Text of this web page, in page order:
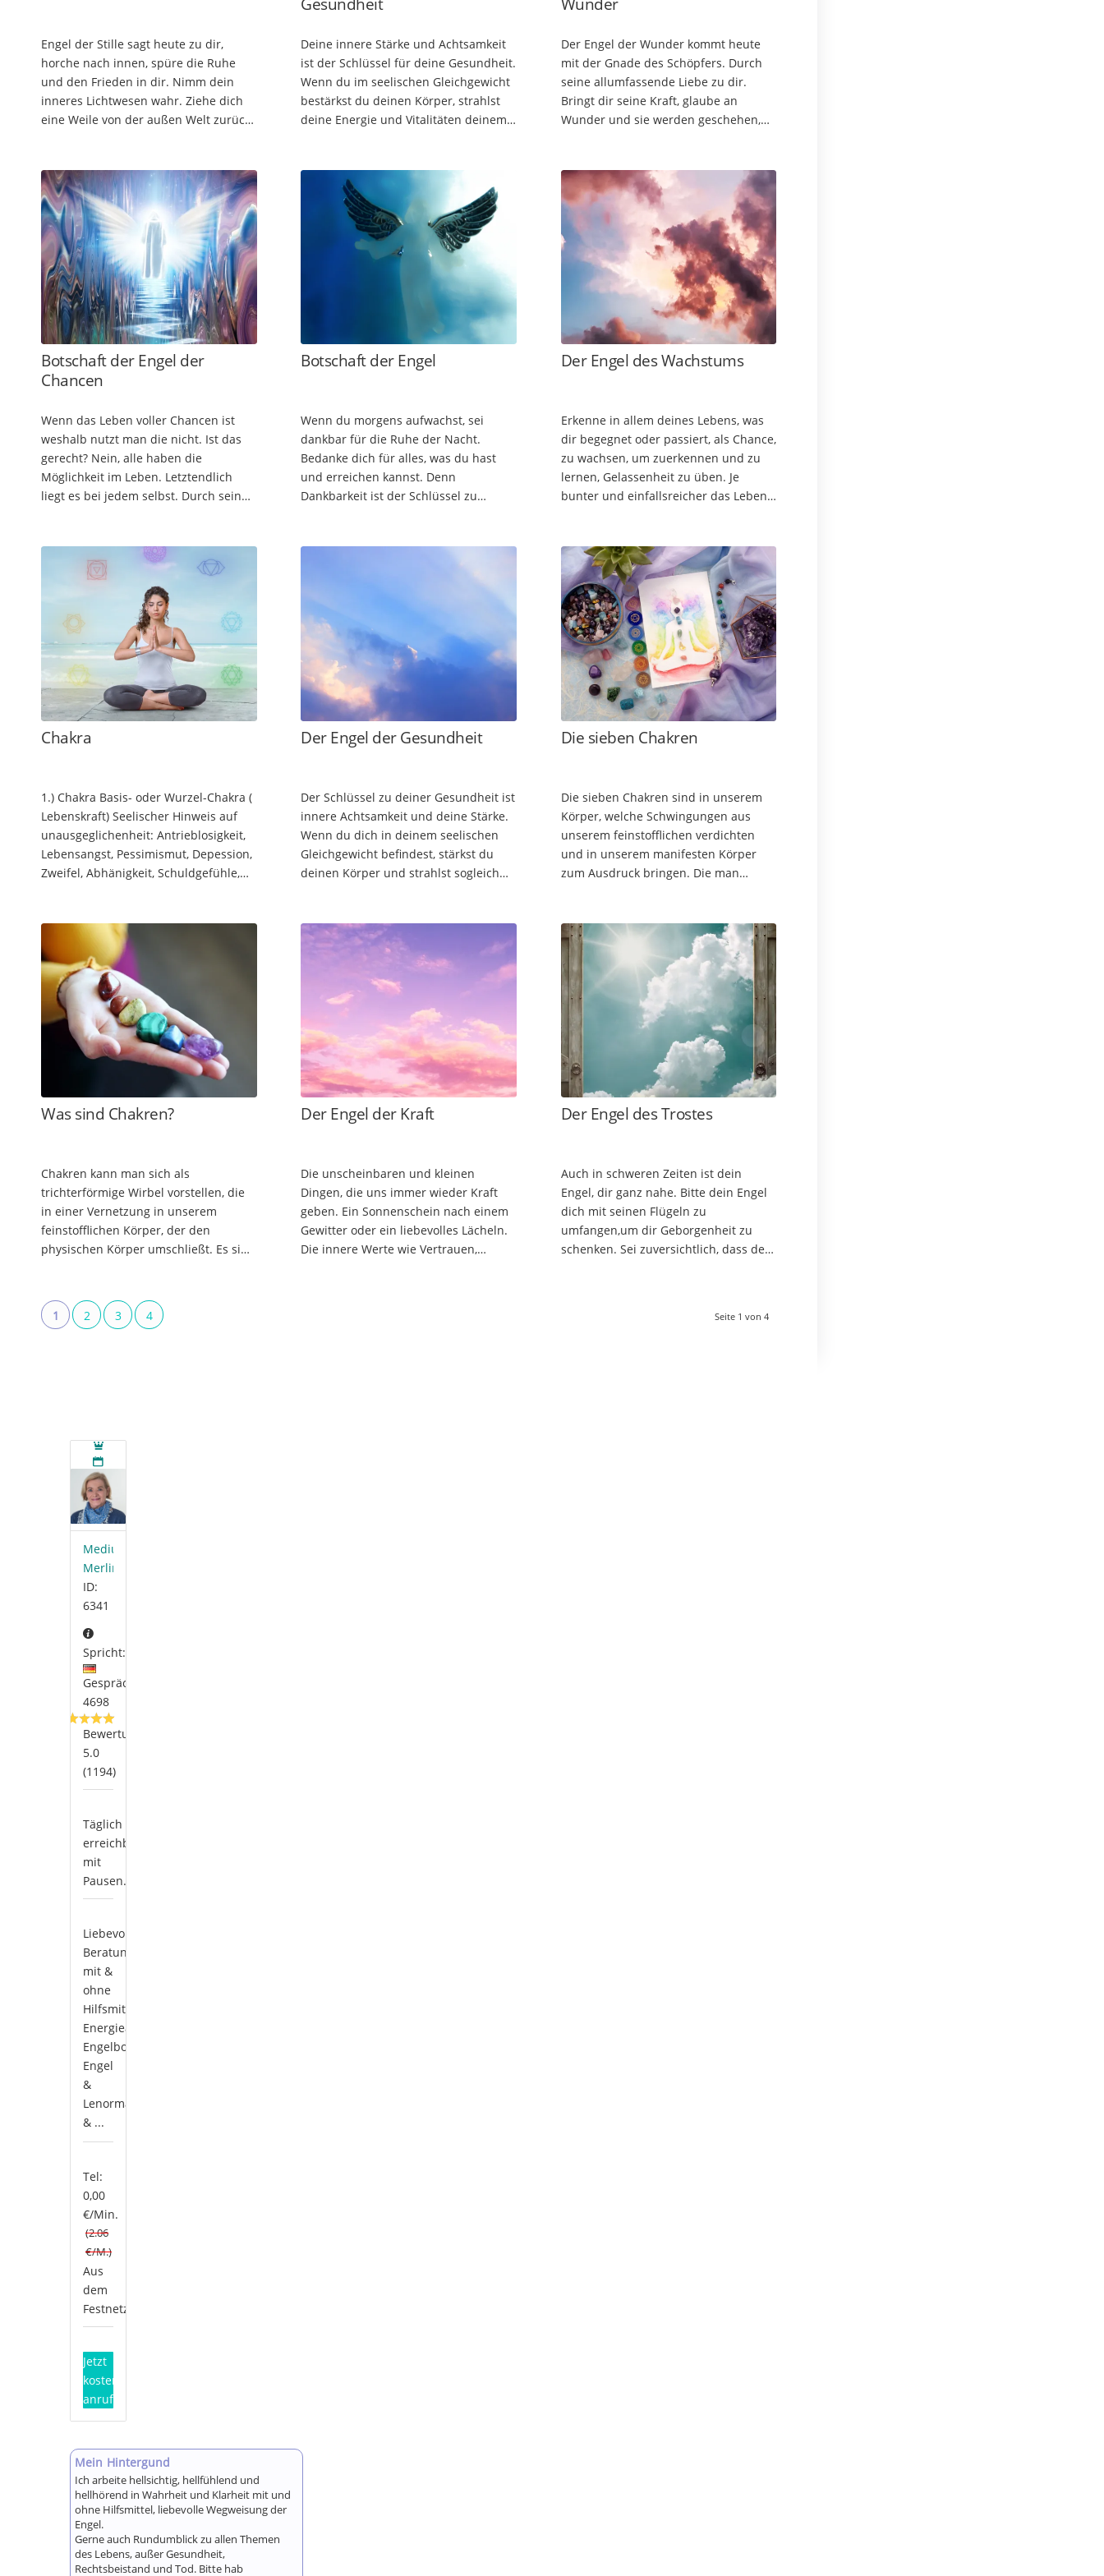
Engel der Stille sagt heute zu dir,
horche nach innen, spüre die Ruhe
und den Frieden in dir. Nimm dein
inneres Lichtwesen wahr. Ziehe dich
eine Weile von der außen Welt zurück.
Gesundheit
Deine innere Stärke und Achtsamkeit
ist der Schlüssel für deine Gesundheit.
Wenn du im seelischen Gleichgewicht
bestärkst du deinen Körper, strahlst
deine Energie und Vitalitäten deinem
Wunder
Der Engel der Wunder kommt heute
mit der Gnade des Schöpfers. Durch
seine allumfassende Liebe zu dir.
Bringt dir seine Kraft, glaube an
Wunder und sie werden geschehen,
Engel…
Botschaft der Engel der
Chancen
Wenn das Leben voller Chancen ist
weshalb nutzt man die nicht. Ist das
gerecht? Nein, alle haben die
Möglichkeit im Leben. Letztendlich
liegt es bei jedem selbst. Durch seinen
Botschaft der Engel
Wenn du morgens aufwachst, sei
dankbar für die Ruhe der Nacht.
Bedanke dich für alles, was du hast
und erreichen kannst. Denn
Dankbarkeit ist der Schlüssel zu
dein…
Der Engel des Wachstums
Erkenne in allem deines Lebens, was
dir begegnet oder passiert, als Chance,
zu wachsen, um zuerkennen und zu
lernen, Gelassenheit zu üben. Je
bunter und einfallsreicher das Leben
Chakra
1.) Chakra Basis- oder Wurzel-Chakra (
Lebenskraft) Seelischer Hinweis auf
unausgeglichenheit: Antrieblosigkeit,
Lebensangst, Pessimismut, Depession,
Zweifel, Abhänigkeit, Schuldgefühle,
Der Engel der Gesundheit
Der Schlüssel zu deiner Gesundheit ist
innere Achtsamkeit und deine Stärke.
Wenn du dich in deinem seelischen
Gleichgewicht befindest, stärkst du
deinen Körper und strahlst sogleich
Die sieben Chakren
Die sieben Chakren sind in unserem
Körper, welche Schwingungen aus
unserem feinstofflichen verdichten
und in unserem manifesten Körper
zum Ausdruck bringen. Die man
Was sind Chakren?
Chakren kann man sich als
trichterförmige Wirbel vorstellen, die
in einer Vernetzung in unserem
feinstofflichen Körper, der den
physischen Körper umschließt. Es sind
Wirbeln…
Der Engel der Kraft
Die unscheinbaren und kleinen
Dingen, die uns immer wieder Kraft
geben. Ein Sonnenschein nach einem
Gewitter oder ein liebevolles Lächeln.
Die innere Werte wie Vertrauen,
Der Engel des Trostes
Auch in schweren Zeiten ist dein
Engel, dir ganz nahe. Bitte dein Engel
dich mit seinen Flügeln zu
umfangen,um dir Geborgenheit zu
schenken. Sei zuversichtlich, dass dein
Seite 1 von 4
1 2 3 4
Medium-
Merlina
ID:
6341
Spricht:
Gespräche:
4698
Bewertung:
5.0
(1194)
Täglich
erreichbar
mit
Pausen.
Liebevolle
Beratung
mit &
ohne
Hilfsmittel,
Energiearbeit,
Engelbotschaften,
Engel
&
Lenormand
& ...
Tel:
0,00
€/Min.
(2.06
€/M.)
Aus
dem
Festnetz*
Jetzt
kostenlos
anrufen!
Mein Hintergund
Ich arbeite hellsichtig, hellfühlend und
hellhörend in Wahrheit und Klarheit mit und
ohne Hilfsmittel, liebevolle Wegweisung der
Engel.
Gerne auch Rundumblick zu allen Themen
des Lebens, außer Gesundheit,
Rechtsbeistand und Tod. Bitte hab